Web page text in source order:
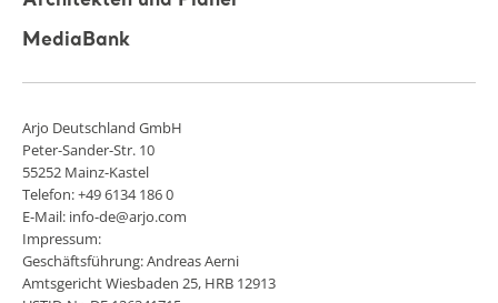
MediaBank
Arjo Deutschland GmbH
Peter-Sander-Str. 10
55252 Mainz-Kastel
Telefon: +49 6134 186 0
E-Mail: info-de@arjo.com
Impressum:
Geschäftsführung: Andreas Aerni
Amtsgericht Wiesbaden 25, HRB 12913